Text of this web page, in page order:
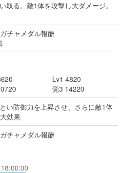
取る。敵1体を攻撃し大ダメージ。
チャメダル報酬
Lv1 4820
覚3 14220
い防御力を上昇させ、さらに敵1体
効果
チャメダル報酬